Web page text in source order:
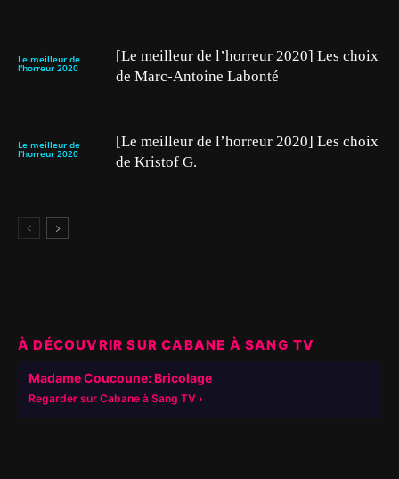
Le meilleur de
l'horreur 2020
[Le meilleur de l’horreur 2020] Les choix
de Marc-Antoine Labonté
Le meilleur de
l'horreur 2020
[Le meilleur de l’horreur 2020] Les choix
de Kristof G.
À DÉCOUVRIR SUR CABANE À SANG TV
Madame Coucoune: Bricolage
Regarder sur Cabane à Sang TV